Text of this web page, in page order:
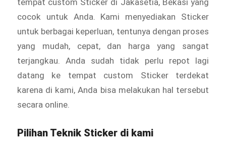
tempat custom Sticker di Jakasetia, Bekasi yang
cocok untuk Anda. Kami menyediakan Sticker
untuk berbagai keperluan, tentunya dengan proses
yang mudah, cepat, dan harga yang sangat
terjangkau. Anda sudah tidak perlu repot lagi
datang ke tempat custom Sticker terdekat
karena di kami, Anda bisa melakukan hal tersebut
secara online.
Pilihan Teknik Sticker di kami